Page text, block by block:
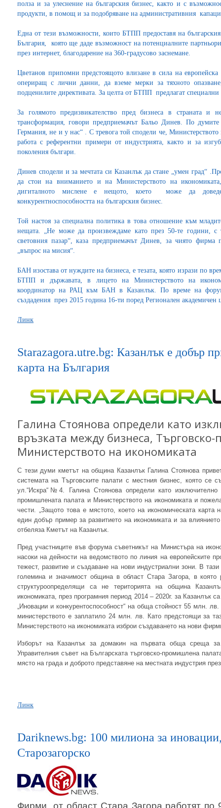
полза и за улеснение на българския бизнес, както и с
продукти, в помощ и за подобряване на административния
Една от тези възможности, които БТПП предоставя на
България, която ще даде възможност на потенциалните
през интернет, благодарение на 360-градусово заснемане.
Цветанов припомни предстоящото влизане в сила на
опериращ с лични данни, да вземе мерки за тяхното
подценилите директивата. За целта от БТПП предлагат специални
За голямото предизвикателство пред бизнеса в страната и
трансформация, говори предприемачът Бальо Динев. По
Германия, не и у нас“ . С тревога той сподели че,
работа с референтни примери от индустрията, както и за
поколения българи.
Динев сподели и за мечтата си Казанлък да стане „умен град“
да стои на вниманието и на Министерството на
дигиталното мислене е нещото, което може да
конкурентноспособността на българския бизнес.
Той настоя за специална политика в това отношение към
нещата. „Не може да произвеждаме като през 50-те години,
световния пазар“, каза предприемачът Динев, за чиято
„въпрос на мисия“.
БАН изостава от нуждите на бизнеса, е тезата, която изрази по
БТПП и държавата, в лицето на Министерството на
координатор на РАЦ към БАН в Казанлък. По време на
създадения през 2015 година 16-ти поред Регионален
Линк
Starazagora.utre.bg: Казанлък е добър
карта на България
Галина Стоянова определи като
връзката между бизнеса,
Министерството на икономиката
С тези думи кметът на община Казанлък Галина Стоянова
системата на Търговските палати с местния бизнес, която се
ул.“Искра“№4. Галина Стоянова определи като
промишлената палата и Министерството на икономиката и
чести. „Защото това е мястото, което на икономическата
един добър пример за развитието на икономиката и за
отбеляза Кметът на Казанлък.
Пред участниците във форума съветникът на Министъра на
насоки на дейности на ведомството по линия на европейските
тежест, развитие и създаване на нови индустриални зони. В
големина и значимост община в област Стара Загора, в
структуроопределящи са не територията на община
икономиката, през програмния период 2014 – 2020г. за Казанлък
„Иновации и конкурентоспособност“ на обща стойност 55 млн.
министерството е заплатило 24 млн. лв. Като предстоящи за
Министерството на икономиката изброи създаването на нови
Изборът на Казанлък за домакин на първата обща среща
Управителния съвет на Българската търговско-промишлена
място на града и доброто представяне на местната индустрия
Линк
Dariknews.bg: 100 милиона за
Старозагорско
Фирми от област Стара Загора работят